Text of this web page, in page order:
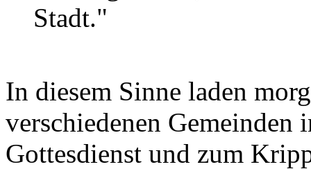
Stadt."
In diesem Sinne laden
verschiedenen Gemeinden
Gottesdienst und zum